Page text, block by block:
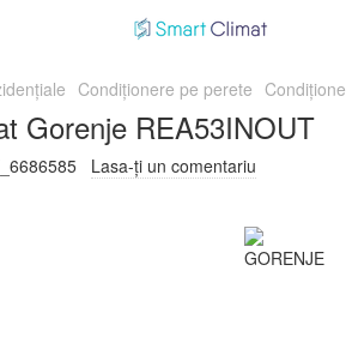
Condiționere pe perete
Gorenje REA53INOUT
Lasa-ți un comentariu